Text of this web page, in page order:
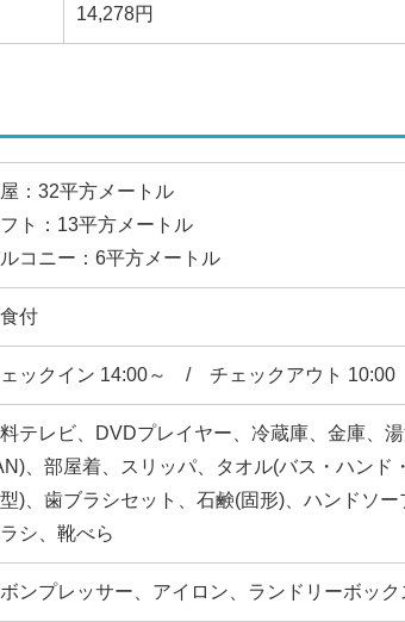
14,278円
：32平方メートル
ト：13平方メートル
コニー：6平方メートル
付
ックイン 14:00～ / チェックアウト 10:00
テレビ、DVDプレイヤー、冷蔵庫、金庫、
、部屋着、スリッパ、タオル(バス・ハン
)、歯ブラシセット、石鹸(固形)、ハンドソ
シ、靴べら
ンプレッサー、アイロン、ランドリーボッ